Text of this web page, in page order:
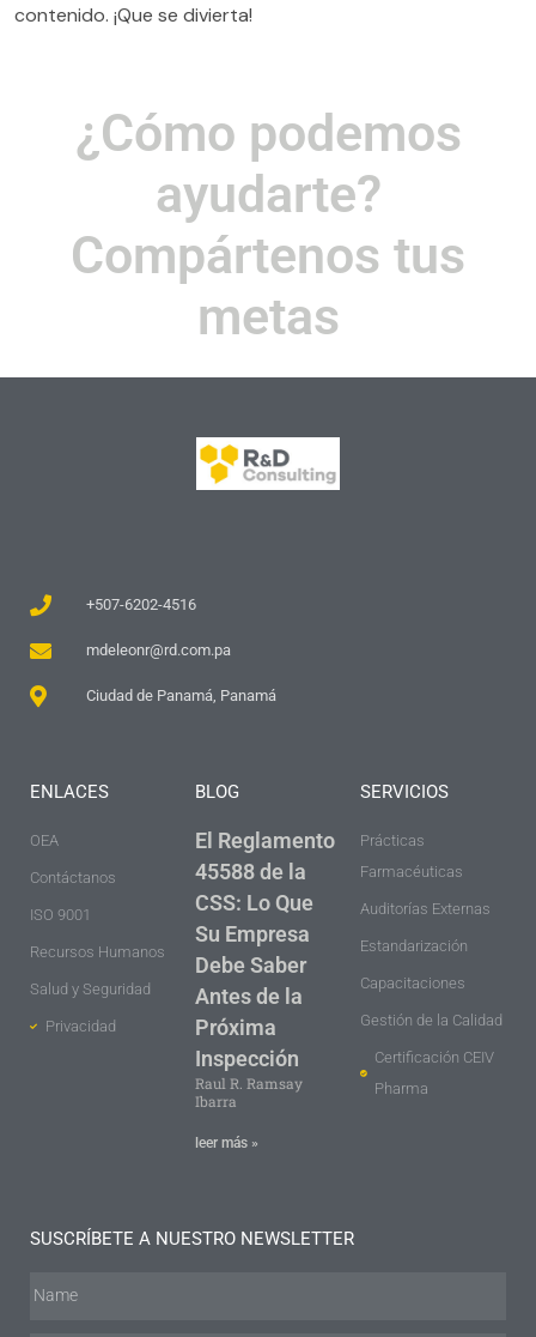
contenido. ¡Que se divierta!
¿Cómo podemos
ayudarte?
Compártenos tus
metas
+507-6202-4516
mdeleonr@rd.com.pa
Ciudad de Panamá, Panamá
ENLACES
OEA
Contáctanos
ISO 9001
Recursos Humanos
Salud y Seguridad
Privacidad
BLOG
El Reglamento
45588 de la
CSS: Lo Que
Su Empresa
Debe Saber
Antes de la
Próxima
Inspección
Raul R. Ramsay
Ibarra
leer más »
SERVICIOS
Prácticas
Farmacéuticas
Auditorías Externas
Estandarización
Capacitaciones
Gestión de la Calidad
Certificación CEIV
Pharma
SUSCRÍBETE A NUESTRO NEWSLETTER